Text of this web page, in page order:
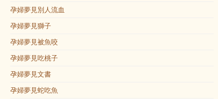
孕婦夢見別人流血
孕婦夢見獅子
孕婦夢見被魚咬
孕婦夢見吃桃子
孕婦夢見文書
孕婦夢見蛇吃魚